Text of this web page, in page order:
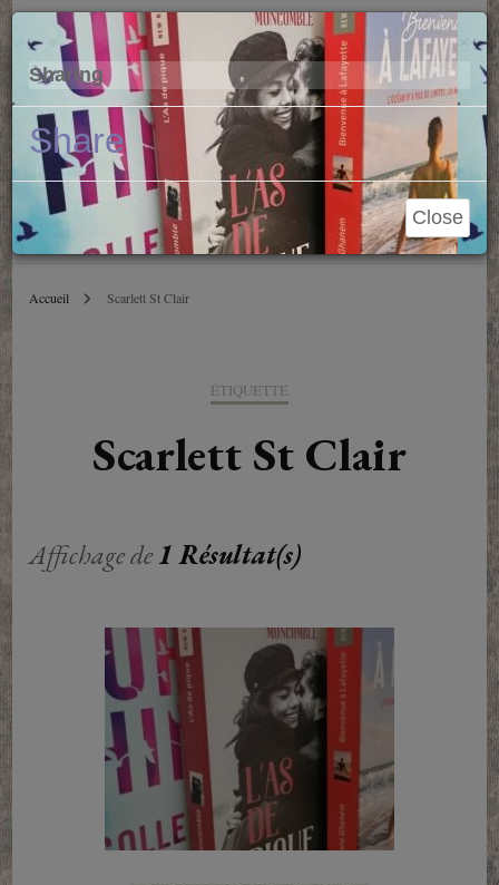
Parole de Libraire
Conseils et blablas depuis 2006
Accueil Scarlett St Clair
ÉTIQUETTE
Scarlett St Clair
Affichage de1 Résultat(s)
×
Sharing
Share
Close